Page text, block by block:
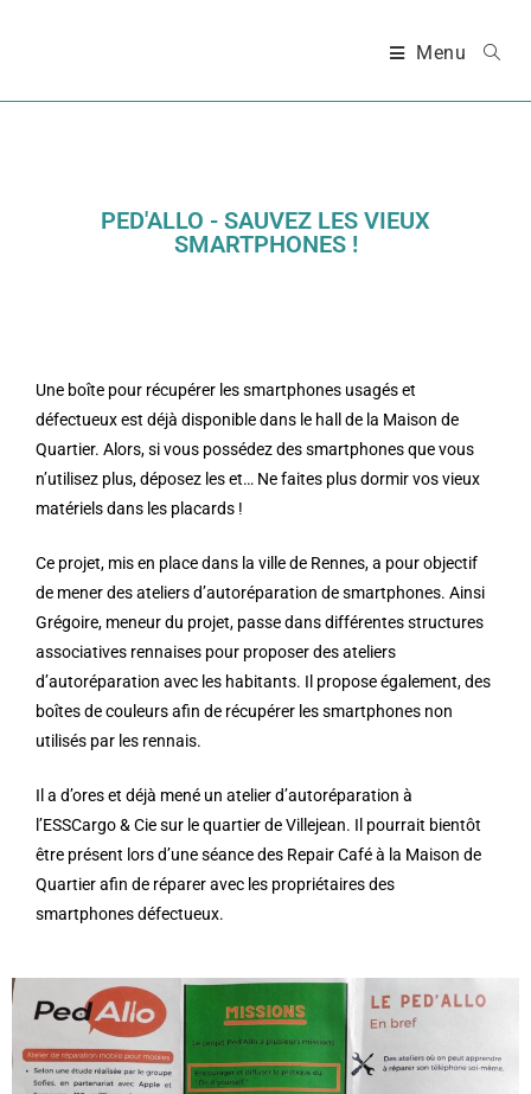
Menu
PED'ALLO - SAUVEZ LES VIEUX
SMARTPHONES !
Une boîte pour récupérer les smartphones usagés et
défectueux est déjà disponible dans le hall de la Maison de
Quartier. Alors, si vous possédez des smartphones que vous
n’utilisez plus, déposez les et… Ne faites plus dormir vos vieux
matériels dans les placards !
Ce projet, mis en place dans la ville de Rennes, a pour objectif
de mener des ateliers d’autoréparation de smartphones. Ainsi
Grégoire, meneur du projet, passe dans différentes structures
associatives rennaises pour proposer des ateliers
d’autoréparation avec les habitants. Il propose également, des
boîtes de couleurs afin de récupérer les smartphones non
utilisés par les rennais.
Il a d’ores et déjà mené un atelier d’autoréparation à
l’ESSCargo & Cie sur le quartier de Villejean. Il pourrait bientôt
être présent lors d’une séance des Repair Café à la Maison de
Quartier afin de réparer avec les propriétaires des
smartphones défectueux.